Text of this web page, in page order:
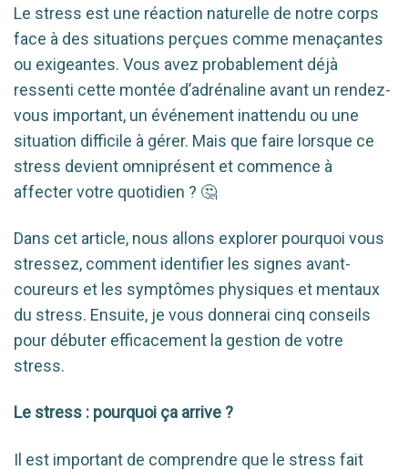
Le stress est une réaction naturelle de notre corps
face à des situations perçues comme menaçantes
ou exigeantes. Vous avez probablement déjà
ressenti cette montée d’adrénaline avant un rendez-
vous important, un événement inattendu ou une
situation difficile à gérer. Mais que faire lorsque ce
stress devient omniprésent et commence à
affecter votre quotidien ? 🤔
Dans cet article, nous allons explorer pourquoi vous
stressez, comment identifier les signes avant-
coureurs et les symptômes physiques et mentaux
du stress. Ensuite, je vous donnerai cinq conseils
pour débuter efficacement la gestion de votre
stress.
Le stress : pourquoi ça arrive ?
Il est important de comprendre que le stress fait